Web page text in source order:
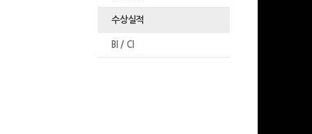
수상실적
BI / CI